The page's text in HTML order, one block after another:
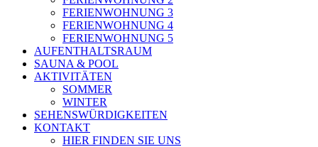
FERIENWOHNUNG 3
FERIENWOHNUNG 4
FERIENWOHNUNG 5
AUFENTHALTSRAUM
SAUNA & POOL
AKTIVITÄTEN
SOMMER
WINTER
SEHENSWÜRDIGKEITEN
KONTAKT
HIER FINDEN SIE UNS